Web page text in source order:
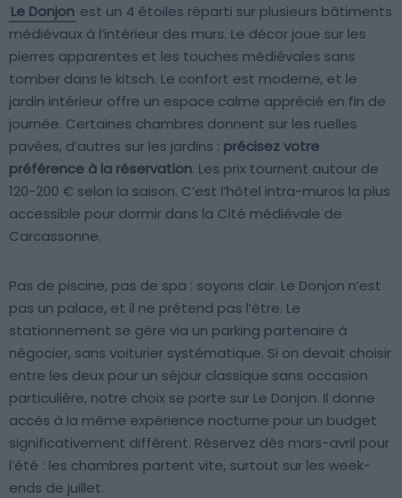
Le Donjon est un 4 étoiles réparti sur plusieurs bâtiments
médiévaux à l’intérieur des murs. Le décor joue sur les
pierres apparentes et les touches médiévales sans
tomber dans le kitsch. Le confort est moderne, et le
jardin intérieur offre un espace calme apprécié en fin de
journée. Certaines chambres donnent sur les ruelles
pavées, d’autres sur les jardins : précisez votre
préférence à la réservation. Les prix tournent autour de
120-200 € selon la saison. C’est l’hôtel intra-muros la plus
accessible pour dormir dans la Cité médiévale de
Carcassonne.
Pas de piscine, pas de spa : soyons clair. Le Donjon n’est
pas un palace, et il ne prétend pas l’être. Le
stationnement se gère via un parking partenaire à
négocier, sans voiturier systématique. Si on devait choisir
entre les deux pour un séjour classique sans occasion
particulière, notre choix se porte sur Le Donjon. Il donne
accès à la même expérience nocturne pour un budget
significativement différent. Réservez dès mars-avril pour
l’été : les chambres partent vite, surtout sur les week-
ends de juillet.